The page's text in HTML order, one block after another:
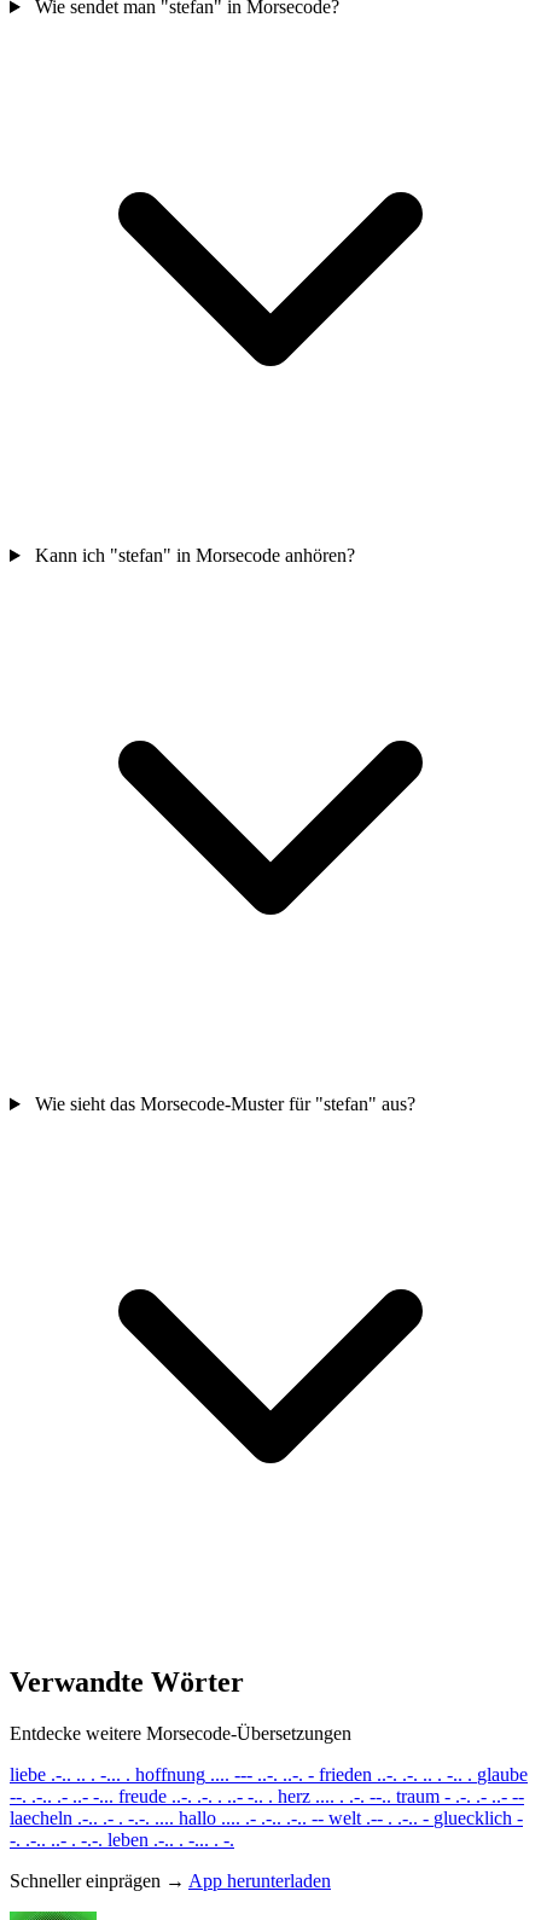
Wie sendet man "stefan" in Morsecode?
Kann ich "stefan" in Morsecode anhören?
Wie sieht das Morsecode-Muster für "stefan" aus?
Verwandte Wörter
Entdecke weitere Morsecode-Übersetzungen
liebe .-.. .. . -... . hoffnung .... --- ..-. ..-. - frieden ..-. .-. .. . -.. . glaube
--. .-.. .- ..- -... freude ..-. .-. . ..- -.. . herz .... . .-. --.. traum - .-. .- ..- --
laecheln .-.. .- . -.-. .... hallo .... .- .-.. .-.. -- welt .-- . .-.. - gluecklich -
-. .-.. ..- . -.-. leben .-.. . -... . -.
Schneller einprägen → App herunterladen